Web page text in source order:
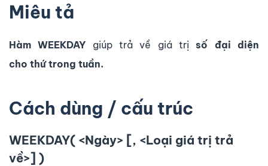
Miêu tả
Hàm WEEKDAY giúp trả về giá trịsố đại diện
cho thứ trong tuần.
Cách dùng / cấu trúc
WEEKDAY( <Ngày> [, <Loại giá trị trả
về>] )